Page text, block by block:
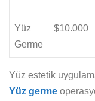
Yüz
Germe
$10.000
Yüz estetik
Yüz germe